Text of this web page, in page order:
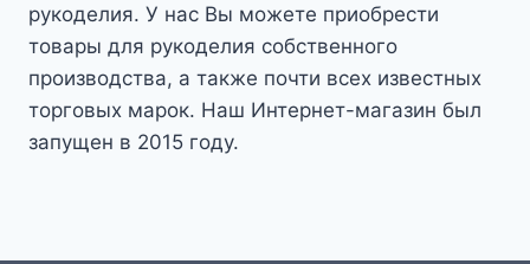
рукоделия. У нас Вы можете приобрести
товары для рукоделия собственного
производства, а также почти всех известных
торговых марок. Наш Интернет-магазин был
запущен в 2015 году.